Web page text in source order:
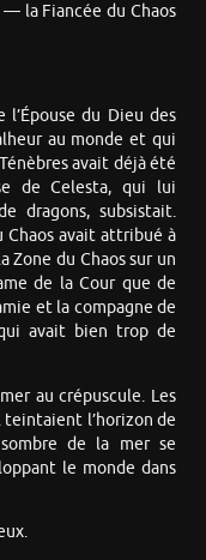
la Fiancée du Chaos
du Dieu des
au monde et qui
avait déjà été
de Celesta, qui lui
dragons, subsistait.
Chaos avait attribué à
Zone du Chaos sur un
de la Cour que de
et la compagne de
avait bien trop de
au crépuscule. Les
l’horizon de
de la mer se
le monde dans